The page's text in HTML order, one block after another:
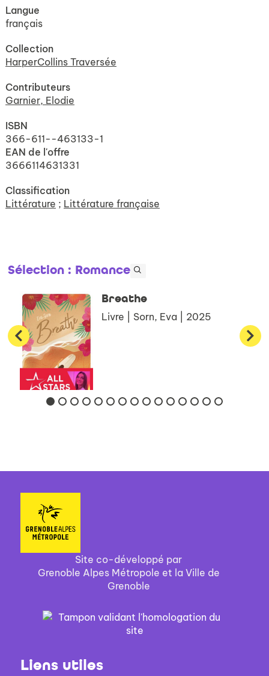
Langue
français
Collection
HarperCollins Traversée
Contributeurs
Garnier, Elodie
ISBN
366-611--463133-1
EAN de l'offre
3666114631331
Classification
Littérature ; Littérature française
Sélection : Romance
Breathe
Livre | Sorn, Eva | 2025
Site co-développé par
Grenoble Alpes Métropole et la Ville de
Grenoble
Liens utiles